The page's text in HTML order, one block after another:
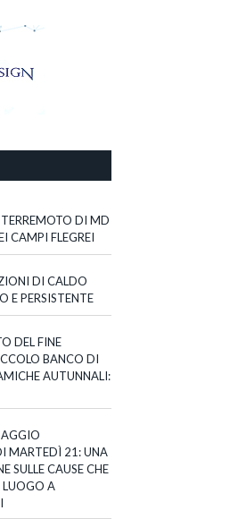
DI MD
CAMPI FLEGREI
DI CALDO
E PERSISTENTE
DEL FINE
BANCO DI
AUTUNNALI:
MARTEDÌ 21: UNA
SULLE CAUSE CHE
LUOGO A